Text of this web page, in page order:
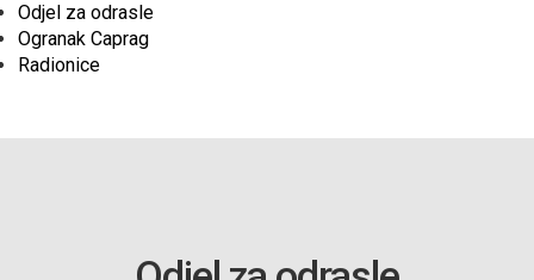
Odjel za odrasle
Ogranak Caprag
Radionice